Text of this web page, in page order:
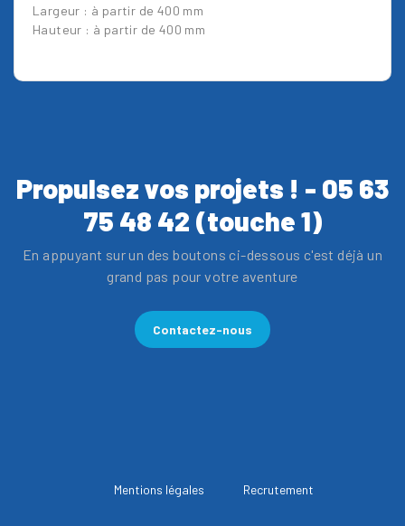
Largeur : à partir de 400 mm
Hauteur : à partir de 400 mm
Propulsez vos projets ! - 05 63
75 48 42 (touche 1)
En appuyant sur un des boutons ci-dessous c'est déjà un
grand pas pour votre aventure
Contactez-nous
Mentions légales Recrutement